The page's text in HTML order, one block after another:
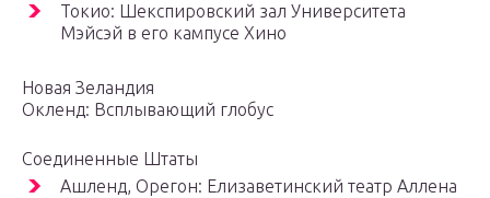
Токио: Шекспировский зал Университета
Мэйсэй в его кампусе Хино
Новая Зеландия
Окленд: Всплывающий глобус
Соединенные Штаты
Ашленд, Орегон: Елизаветинский театр Аллена